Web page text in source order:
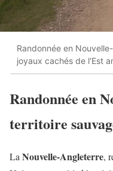
Randonnée en
joyaux cachés de l'Est
Randonnée en
territoire
La Nouvelle-Angleterre,